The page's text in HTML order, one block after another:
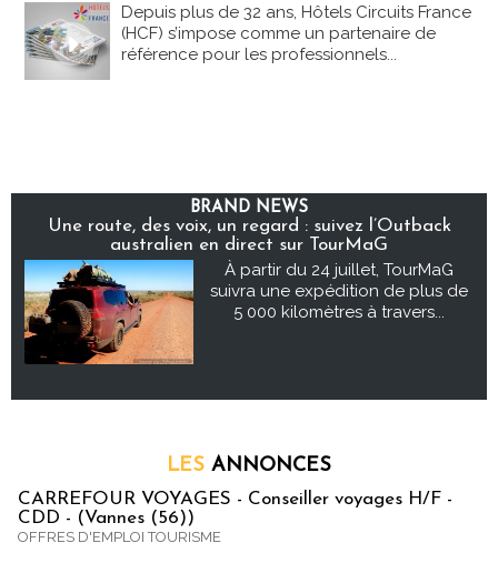
Depuis plus de 32 ans, Hôtels Circuits France
(HCF) s’impose comme un partenaire de
référence pour les professionnels...
BRAND NEWS
Une route, des voix, un regard : suivez l’Outback
australien en direct sur TourMaG
À partir du 24 juillet, TourMaG
suivra une expédition de plus de
5 000 kilomètres à travers...
LES ANNONCES
CARREFOUR VOYAGES - Conseiller voyages H/F -
CDD - (Vannes (56))
OFFRES D'EMPLOI TOURISME